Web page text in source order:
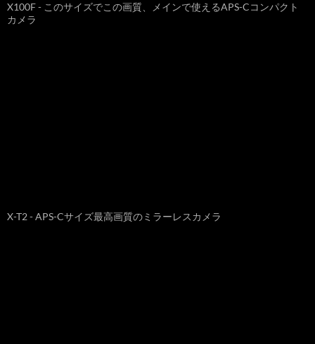
X100F - このサイズでこの画質、メインで使えるAPS-Cコンパクト
カメラ
X-T2 - APS-Cサイズ最高画質のミラーレスカメラ